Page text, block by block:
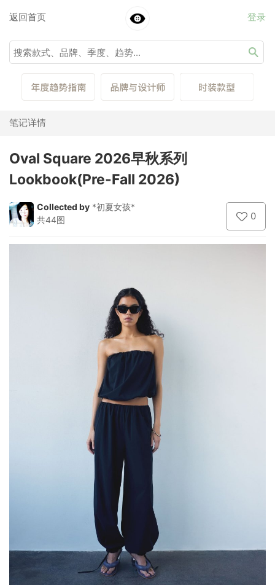
返回首页 登录
笔记详情
Oval Square 2026早秋系列
Lookbook(Pre-Fall 2026)
Collected by *初夏女孩*
共44图
0